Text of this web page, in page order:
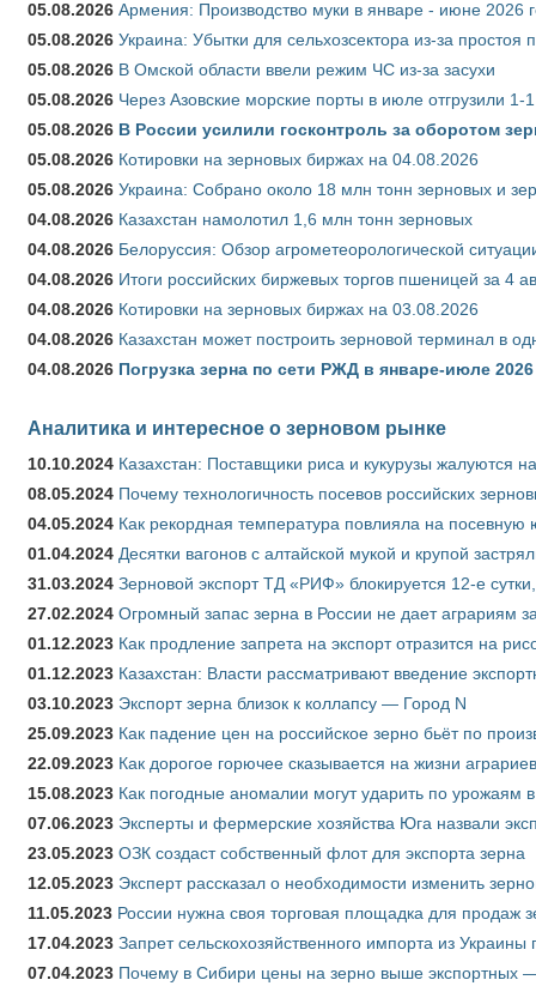
05.08.2026 Армения: Производство муки в январе - июне 2026
05.08.2026 Украина: Убытки для сельхозсектора из-за простоя
05.08.2026 В Омской области ввели режим ЧС из-за засухи
05.08.2026 Через Азовские морские порты в июле отгрузили
05.08.2026 В России усилили госконтроль за оборотом
05.08.2026 Котировки на зерновых биржах на 04.08.2026
05.08.2026 Украина: Собрано около 18 млн тонн зерновых и
04.08.2026 Казахстан намолотил 1,6 млн тонн зерновых
04.08.2026 Белоруссия: Обзор агрометеорологической
04.08.2026 Итоги российских биржевых торгов пшеницей за 4
04.08.2026 Котировки на зерновых биржах на 03.08.2026
04.08.2026 Казахстан может построить зерновой терминал в
04.08.2026 Погрузка зерна по сети РЖД в январе-июле
Аналитика и интересное о зерновом рынке
10.10.2024 Казахстан: Поставщики риса и кукурузы жалуются
08.05.2024 Почему технологичность посевов российских
04.05.2024 Как рекордная температура повлияла на
01.04.2024 Десятки вагонов с алтайской мукой и крупой
31.03.2024 Зерновой экспорт ТД «РИФ» блокируется 12-е
27.02.2024 Огромный запас зерна в России не дает аграриям
01.12.2023 Как продление запрета на экспорт отразится на
01.12.2023 Казахстан: Власти рассматривают введение
03.10.2023 Экспорт зерна близок к коллапсу — Город N
25.09.2023 Как падение цен на российское зерно бьёт по
22.09.2023 Как дорогое горючее сказывается на жизни аграриев
15.08.2023 Как погодные аномалии могут ударить по урожаям
07.06.2023 Эксперты и фермерские хозяйства Юга назвали
23.05.2023 ОЗК создаст собственный флот для экспорта зерна
12.05.2023 Эксперт рассказал о необходимости изменить
11.05.2023 России нужна своя торговая площадка для продаж
17.04.2023 Запрет сельскохозяйственного импорта из
07.04.2023 Почему в Сибири цены на зерно выше экспортных